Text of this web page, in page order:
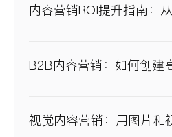
内容营销ROI提升指南：
B2B内容营销：如何创建
视觉内容营销：用图片和